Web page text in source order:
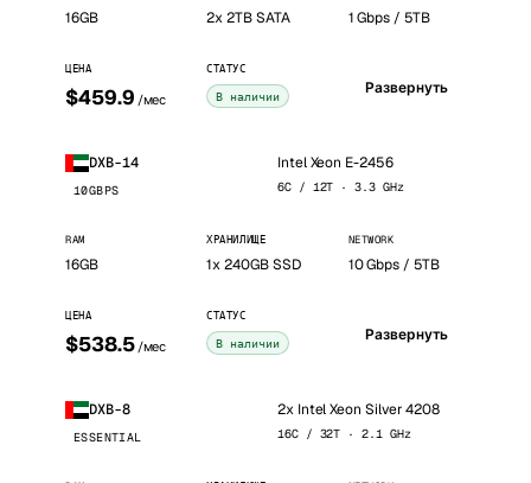
16GB 2x 2TB SATA 1 Gbps / 5TB
ЦЕНА
$459.9 /мес
СТАТУС
В наличии Развернуть
DXB-14
10GBPS
Intel Xeon E-2456
6C / 12T · 3.3 GHz
RAM
16GB
ХРАНИЛИЩЕ
1x 240GB SSD
NETWORK
10 Gbps / 5TB
ЦЕНА
$538.5 /мес
СТАТУС
В наличии Развернуть
DXB-8
ESSENTIAL
2x Intel Xeon Silver 4208
16C / 32T · 2.1 GHz